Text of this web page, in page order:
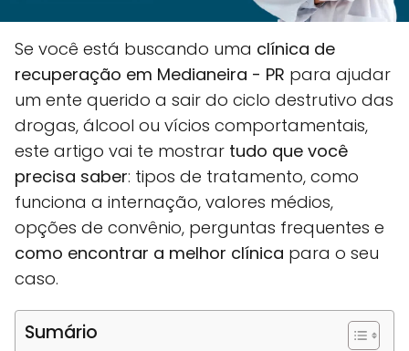
Se você está buscando uma clínica de
recuperação em Medianeira - PR para ajudar
um ente querido a sair do ciclo destrutivo das
drogas, álcool ou vícios comportamentais,
este artigo vai te mostrar tudo que você
precisa saber: tipos de tratamento, como
funciona a internação, valores médios,
opções de convênio, perguntas frequentes e
como encontrar a melhor clínica para o seu
caso.
Sumário